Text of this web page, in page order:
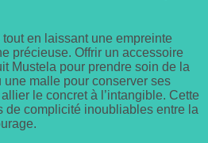
en laissant une empreinte
précieuse. Offrir un accessoire
Mustela pour prendre soin de la
malle pour conserver ses
le concret à l’intangible. Cette
de complicité inoubliables entre la